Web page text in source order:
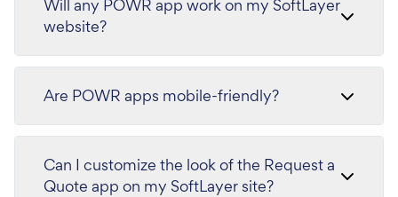
Will any POWR app work on my SoftLayer
website?
Are POWR apps mobile-friendly?
Can I customize the look of the Request a
Quote app on my SoftLayer site?